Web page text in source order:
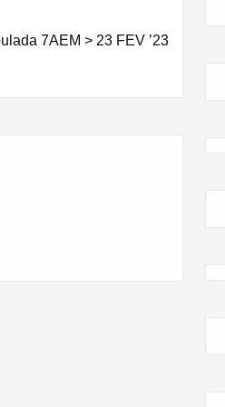
7AEM > 23 FEV ’23